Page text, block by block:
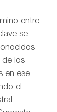
entre
se
de los
en ese
el